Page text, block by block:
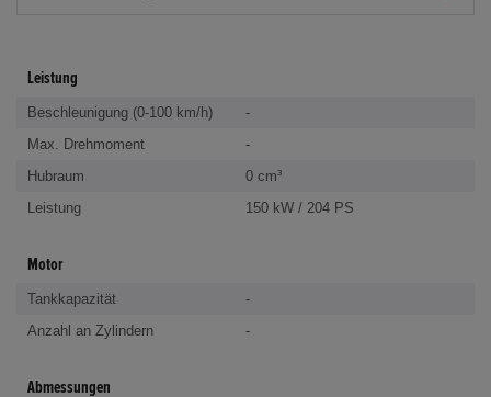
Leistung
Beschleunigung (0-100 km/h)
-
Max. Drehmoment
-
Hubraum
0 cm³
Leistung
150 kW / 204 PS
Motor
Tankkapazität
-
Anzahl an Zylindern
-
Abmessungen